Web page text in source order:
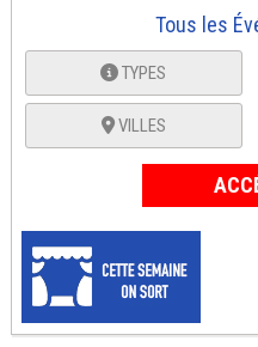
Tous les
TYPES
VILLES